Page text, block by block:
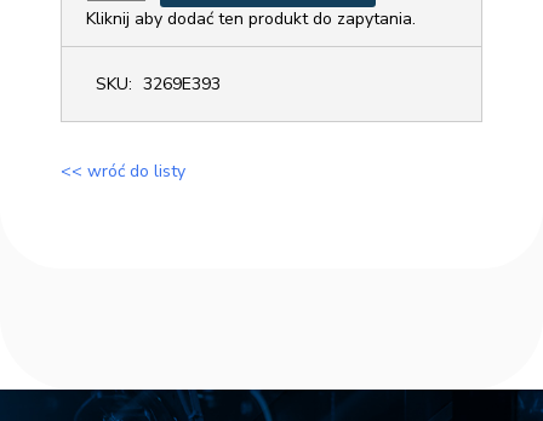
Kliknij aby dodać ten produkt do zapytania.
SKU: 3269E393
<< wróć do listy